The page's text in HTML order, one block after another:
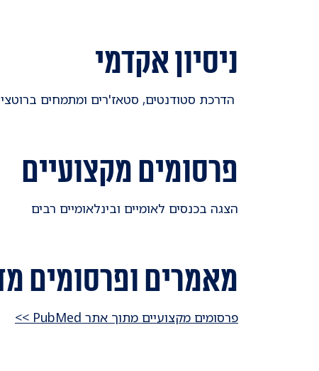
ניסיון אקדמי
הדרכת סטודנטים, סטאז'רים ומתמחים
פרסומים מקצועיים
הצגה בכנסים לאומיים ובינלאומיים רבים
מאמרים ופרסומים
פרסומים מקצועיים מתוך אתר PubMed >>